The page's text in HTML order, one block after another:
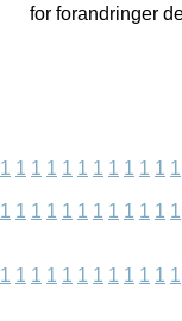
for forandringer
1 1 1 1 1 1 1 1 1 1 1 1
1 1 1 1 1 1 1 1 1 1 1 1
1 1 1 1 1 1 1 1 1 1 1 1